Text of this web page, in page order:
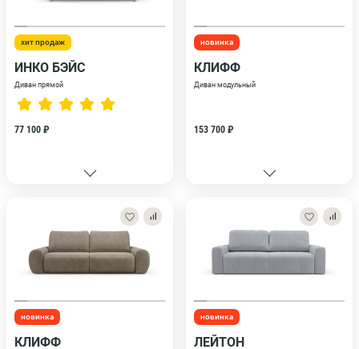
хит продаж
ИНКО БЭЙС
Диван прямой
77 100 ₽
новинка
КЛИФФ
Диван модульный
153 700 ₽
новинка
КЛИФФ
новинка
ЛЕЙТОН